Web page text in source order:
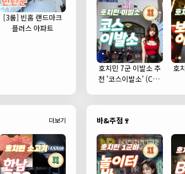
[3룸] 빈홈 랜드마크
플러스 아파트
호치민 7군 이발소 추
천 '코스이발소' (COS
호
더보기 바&주점🍷